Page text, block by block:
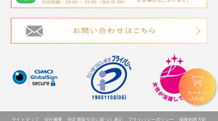
カートに
入れる
サイトマップ 会社概要 特定商取引法に基づく表記 プライバシーポリシー 保険勧誘方針